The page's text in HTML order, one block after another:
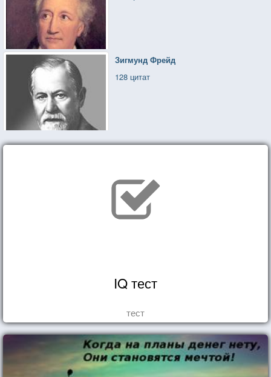
Зигмунд Фрейд
128 цитат
IQ тест
тест